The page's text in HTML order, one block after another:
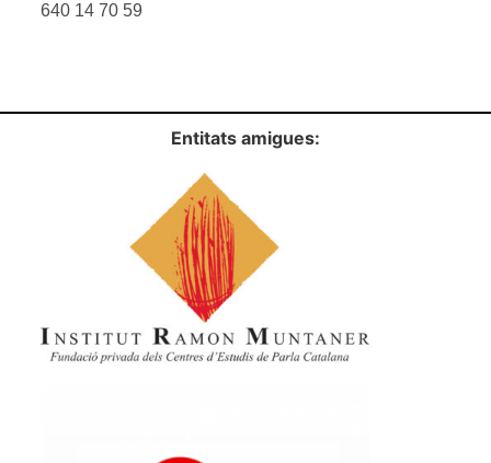
640 14 70 59
Entitats amigues: